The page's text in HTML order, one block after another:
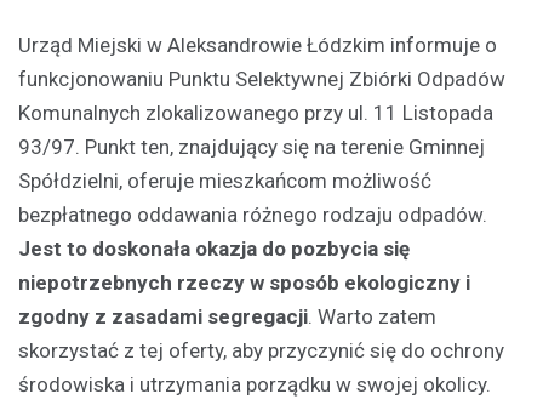
Urząd Miejski w Aleksandrowie Łódzkim informuje o
funkcjonowaniu Punktu Selektywnej Zbiórki Odpadów
Komunalnych zlokalizowanego przy ul. 11 Listopada
93/97. Punkt ten, znajdujący się na terenie Gminnej
Spółdzielni, oferuje mieszkańcom możliwość
bezpłatnego oddawania różnego rodzaju odpadów.
Jest to doskonała okazja do pozbycia się
niepotrzebnych rzeczy w sposób ekologiczny i
zgodny z zasadami segregacji. Warto zatem
skorzystać z tej oferty, aby przyczynić się do ochrony
środowiska i utrzymania porządku w swojej okolicy.